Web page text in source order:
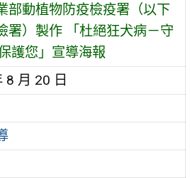
部動植物防疫檢疫署（以下
署）製作 「杜絕狂犬病－守
護您」宣導海報
8 月 20 日